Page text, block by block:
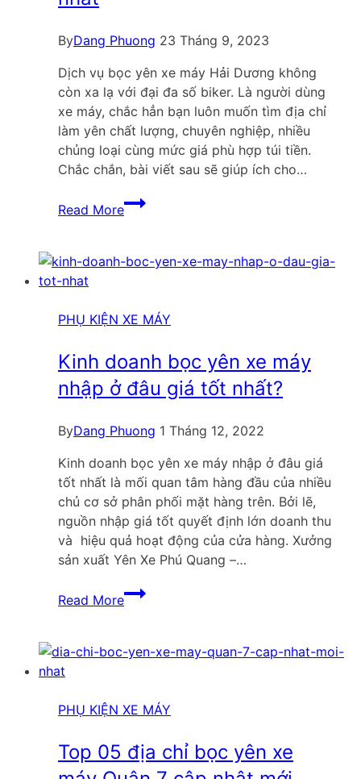
ByDang Phuong 23 Tháng 9, 2023
Dịch vụ bọc yên xe máy Hải Dương không
còn xa lạ với đại đa số biker. Là người dùng
xe máy, chắc hẳn bạn luôn muốn tìm địa chỉ
làm yên chất lượng, chuyên nghiệp, nhiều
chủng loại cùng mức giá phù hợp túi tiền.
Chắc chắn, bài viết sau sẽ giúp ích cho…
Read More
Top
02
chỉ
xe
Hải
Dương
cập
mới
PHỤ KIỆN XE MÁY
Kinh doanh bọc yên xe máy
nhập ở đâu giá tốt nhất?
ByDang Phuong 1 Tháng 12, 2022
Kinh doanh bọc yên xe máy nhập ở đâu giá
tốt nhất là mối quan tâm hàng đầu của nhiều
chủ cơ sở phân phối mặt hàng trên. Bởi lẽ,
nguồn nhập giá tốt quyết định lớn doanh thu
và hiệu quả hoạt động của cửa hàng. Xưởng
sản xuất Yên Xe Phú Quang –…
Read More
Kinh
doanh
yên
nhập
đâu
giá
PHỤ KIỆN XE MÁY
Top 05 địa chỉ bọc yên xe